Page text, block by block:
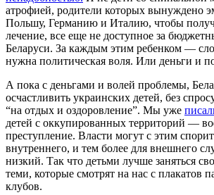
атрофией, родители которых вынуждено
Польшу, Германию и Италию, чтобы
лечение, все еще не доступное за
Беларуси. За каждым этим ребенком —
нужна политическая воля. Или деньги и
А пока с деньгами и волей проблемы,
осчастливить украинских детей, без
“на отдых и оздоровление”. Мы уже
детей с оккупированных территорий —
преступление. Власти могут с этим
внутреннего, и тем более для внешнего
низкий. Так что детьми лучше заняться
теми, которые смотрят на нас с плакатов
клубов.